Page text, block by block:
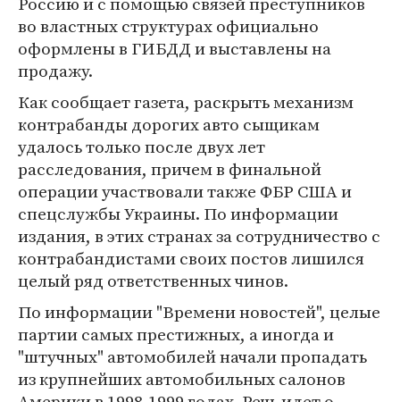
во властных структурах официально
оформлены в ГИБДД и выставлены на
продажу.
Как сообщает газета, раскрыть механизм
контрабанды дорогих авто сыщикам
удалось только после двух лет
расследования, причем в финальной
операции участвовали также ФБР США и
спецслужбы Украины. По информации
издания, в этих странах за сотрудничество с
контрабандистами своих постов лишился
целый ряд ответственных чинов.
По информации "Времени новостей", целые
партии самых престижных, а иногда и
"штучных" автомобилей начали пропадать
из крупнейших автомобильных салонов